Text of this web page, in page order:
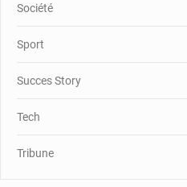
Société
Sport
Succes Story
Tech
Tribune